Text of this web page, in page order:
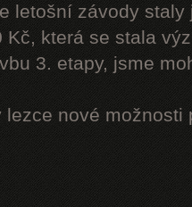
letošní závody
Kč, která se stala
3. etapy, jsme
nové možnosti